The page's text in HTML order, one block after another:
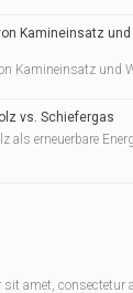
Kamineinsatz
Kamineinsatz und
vs. Schiefergas
als erneuerbare
amet, consectetur